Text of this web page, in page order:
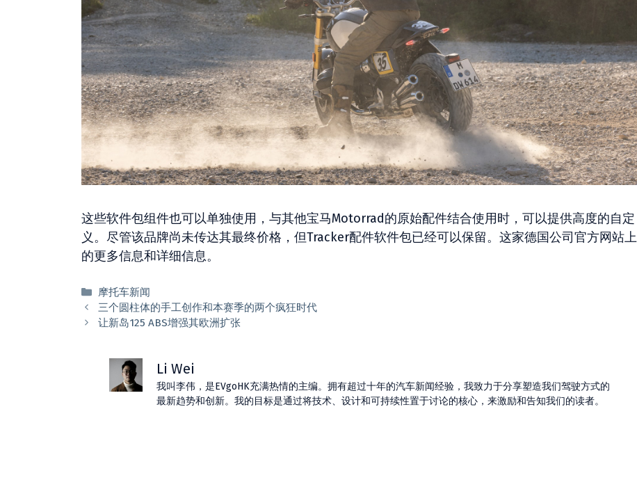
这些软件包组件也可以单独使用，与其他宝马Motorrad的原始配件结合使用时，可以提供高度的自定
义。尽管该品牌尚未传达其最终价格，但Tracker配件软件包已经可以保留。这家德国公司官方网站上
的更多信息和详细信息。
分
类
摩托车新闻
三个圆柱体的手工创作和本赛季的两个疯狂时代
让新岛125 ABS增强其欧洲扩张
Li Wei
我叫李伟，是EVgoHK充满热情的主编。拥有超过十年的汽车新闻经验，我致力于分享塑造我们驾驶方式的
最新趋势和创新。我的目标是通过将技术、设计和可持续性置于讨论的核心，来激励和告知我们的读者。